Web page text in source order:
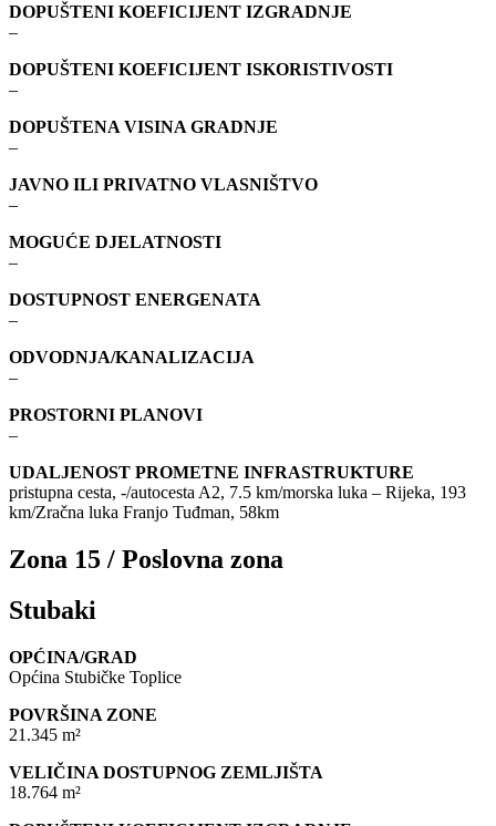
DOPUŠTENI KOEFICIJENT IZGRADNJE
–
DOPUŠTENI KOEFICIJENT ISKORISTIVOSTI
–
DOPUŠTENA VISINA GRADNJE
–
JAVNO ILI PRIVATNO VLASNIŠTVO
–
MOGUĆE DJELATNOSTI
–
DOSTUPNOST ENERGENATA
–
ODVODNJA/KANALIZACIJA
–
PROSTORNI PLANOVI
–
UDALJENOST PROMETNE INFRASTRUKTURE
pristupna cesta, -/autocesta A2, 7.5 km/morska luka – Rijeka, 193
km/Zračna luka Franjo Tuđman, 58km
Zona 15 / Poslovna zona
Stubaki
OPĆINA/GRAD
Općina Stubičke Toplice
POVRŠINA ZONE
21.345 m²
VELIČINA DOSTUPNOG ZEMLJIŠTA
18.764 m²